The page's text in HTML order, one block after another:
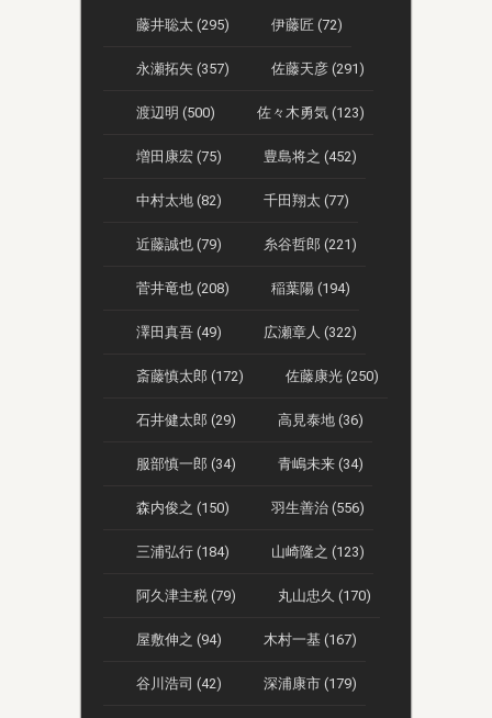
藤井聡太 (295) 伊藤匠 (72)
永瀬拓矢 (357) 佐藤天彦 (291)
渡辺明 (500) 佐々木勇気 (123)
増田康宏 (75) 豊島将之 (452)
中村太地 (82) 千田翔太 (77)
近藤誠也 (79) 糸谷哲郎 (221)
菅井竜也 (208) 稲葉陽 (194)
澤田真吾 (49) 広瀬章人 (322)
斎藤慎太郎 (172) 佐藤康光 (250)
石井健太郎 (29) 高見泰地 (36)
服部慎一郎 (34) 青嶋未来 (34)
森内俊之 (150) 羽生善治 (556)
三浦弘行 (184) 山崎隆之 (123)
阿久津主税 (79) 丸山忠久 (170)
屋敷伸之 (94) 木村一基 (167)
谷川浩司 (42) 深浦康市 (179)